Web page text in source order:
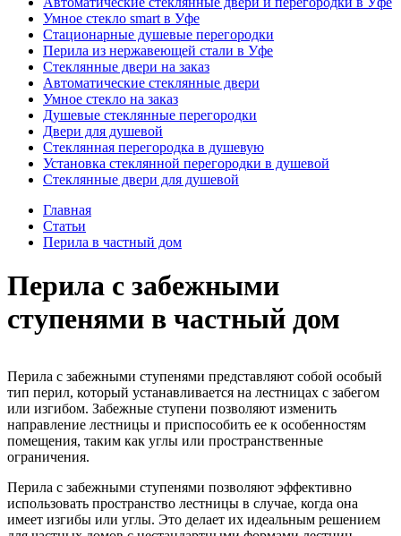
Умное стекло smart в Уфе
Стационарные душевые перегородки
Перила из нержавеющей стали в Уфе
Стеклянные двери на заказ
Автоматические стеклянные двери
Умное стекло на заказ
Душевые стеклянные перегородки
Двери для душевой
Стеклянная перегородка в душевую
Установка стеклянной перегородки в душевой
Стеклянные двери для душевой
Главная
Статьи
Перила в частный дом
Перила с забежными
ступенями в частный дом
Перила с забежными ступенями представляют собой особый
тип перил, который устанавливается на лестницах с забегом
или изгибом. Забежные ступени позволяют изменить
направление лестницы и приспособить ее к особенностям
помещения, таким как углы или пространственные
ограничения.
Перила с забежными ступенями позволяют эффективно
использовать пространство лестницы в случае, когда она
имеет изгибы или углы. Это делает их идеальным решением